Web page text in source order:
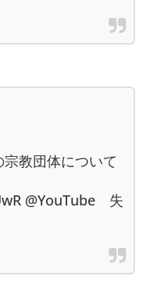
教団体について
@YouTube 失